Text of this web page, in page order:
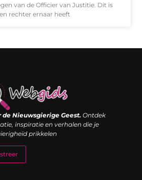
van de Officier van Justitie. Dit is
rechter ernaar heeft
Nieuwsgierige Geest. Ontdek
inspiratie en verhalen die je
prikkelen